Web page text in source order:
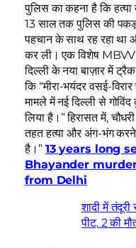
पुलिस का कहना है कि
13 साल तक पुलिस की
पहचान के साथ रह रहा था
कर ली। एक विशेष MBVV
दिल्ली के नया बाज़ार में
कि “मीरा-भयंदर वसई-
मामले में नई दिल्ली से
लिया है।” हिरासत में,
तहत हत्या और अंग-भंग
है।” 13 years long
Bhayander
from Delhi
शादी में तंदूरी
पीट, 2 की